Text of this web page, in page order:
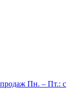
Пн. – Пт.: с